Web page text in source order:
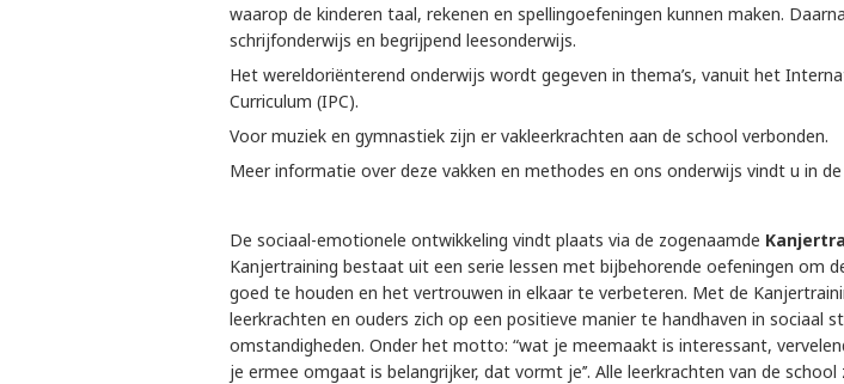
waarop de kinderen taal, rekenen en spellingoefeningen kunnen maken.
schrijfonderwijs en begrijpend leesonderwijs.
Het wereldoriënterend onderwijs wordt gegeven in thema’s, vanuit het
Curriculum (IPC).
Voor muziek en gymnastiek zijn er vakleerkrachten aan de school verbonden.
Meer informatie over deze vakken en methodes en ons onderwijs vindt u in
De sociaal-emotionele ontwikkeling vindt plaats via de zogenaamde
Kanjertraining bestaat uit een serie lessen met bijbehorende oefeningen om
goed te houden en het vertrouwen in elkaar te verbeteren. Met de
leerkrachten en ouders zich op een positieve manier te handhaven in sociaal
omstandigheden. Onder het motto: “wat je meemaakt is interessant,
je ermee omgaat is belangrijker, dat vormt je’’. Alle leerkrachten van de